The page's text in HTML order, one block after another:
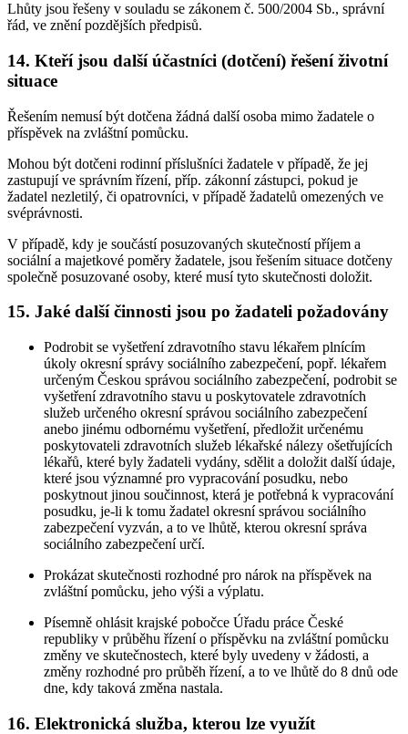
Lhůty jsou řešeny v souladu se zákonem č. 500/2004 Sb., správní
řád, ve znění pozdějších předpisů.
14. Kteří jsou další účastníci (dotčení) řešení životní
situace
Řešením nemusí být dotčena žádná další osoba mimo žadatele o
příspěvek na zvláštní pomůcku.
Mohou být dotčeni rodinní příslušníci žadatele v případě, že jej
zastupují ve správním řízení, příp. zákonní zástupci, pokud je
žadatel nezletilý, či opatrovníci, v případě žadatelů omezených ve
svéprávnosti.
V případě, kdy je součástí posuzovaných skutečností příjem a
sociální a majetkové poměry žadatele, jsou řešením situace dotčeny
společně posuzované osoby, které musí tyto skutečnosti doložit.
15. Jaké další činnosti jsou po žadateli požadovány
Podrobit se vyšetření zdravotního stavu lékařem plnícím
úkoly okresní správy sociálního zabezpečení, popř. lékařem
určeným Českou správou sociálního zabezpečení, podrobit se
vyšetření zdravotního stavu u poskytovatele zdravotních
služeb určeného okresní správou sociálního zabezpečení
anebo jinému odbornému vyšetření, předložit určenému
poskytovateli zdravotních služeb lékařské nálezy ošetřujících
lékařů, které byly žadateli vydány, sdělit a doložit další údaje,
které jsou významné pro vypracování posudku, nebo
poskytnout jinou součinnost, která je potřebná k vypracování
posudku, je-li k tomu žadatel okresní správou sociálního
zabezpečení vyzván, a to ve lhůtě, kterou okresní správa
sociálního zabezpečení určí.
Prokázat skutečnosti rozhodné pro nárok na příspěvek na
zvláštní pomůcku, jeho výši a výplatu.
Písemně ohlásit krajské pobočce Úřadu práce České
republiky v průběhu řízení o příspěvku na zvláštní pomůcku
změny ve skutečnostech, které byly uvedeny v žádosti, a
změny rozhodné pro průběh řízení, a to ve lhůtě do 8 dnů ode
dne, kdy taková změna nastala.
16. Elektronická služba, kterou lze využít